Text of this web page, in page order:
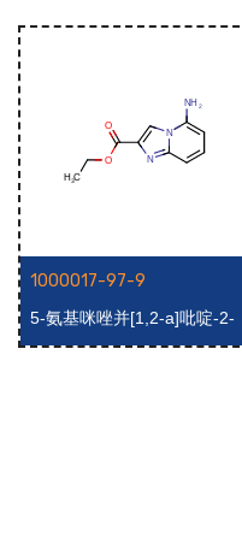
1000017-97-9
5-氨基咪唑并[1,2-a]吡啶-2-
羧酸乙酯